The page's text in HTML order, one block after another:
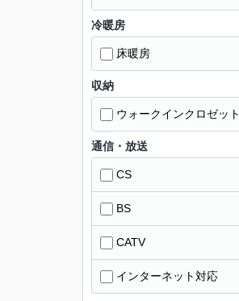
冷暖房
床暖房
収納
ウォークインクロゼット
通信・放送
CS
BS
CATV
インターネット対応